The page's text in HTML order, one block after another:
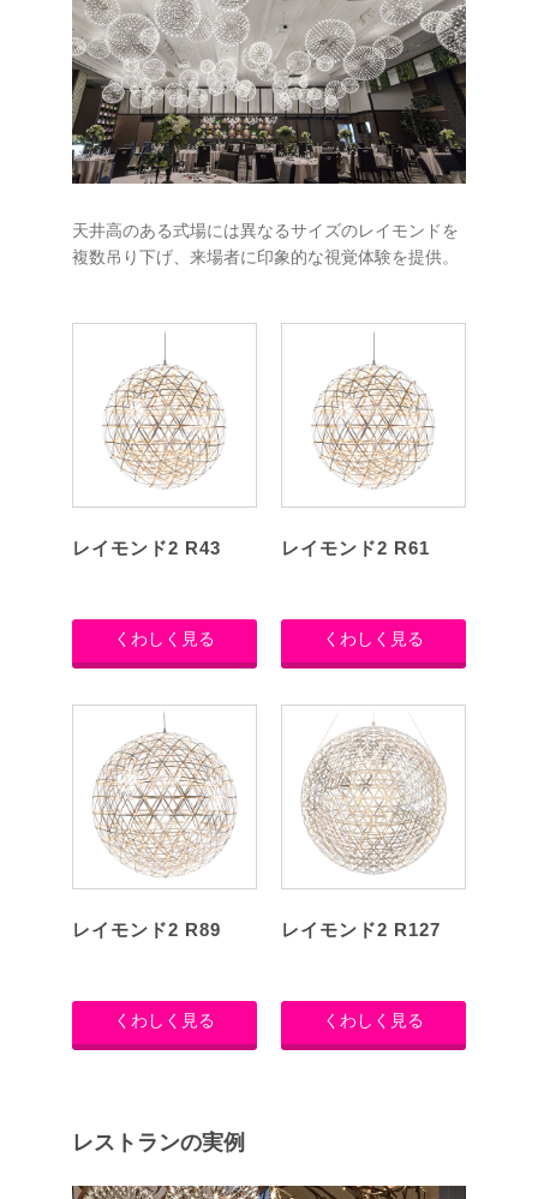
天井高のある式場には異なるサイズのレイモンドを
複数吊り下げ、来場者に印象的な視覚体験を提供。
レイモンド2 R43
くわしく見る
レイモンド2 R61
くわしく見る
レイモンド2 R89
くわしく見る
レイモンド2 R127
くわしく見る
レストランの実例